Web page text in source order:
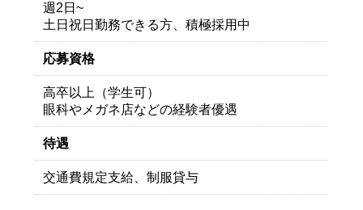
週2日~
土日祝日勤務できる方、積極採用中
応募資格
高卒以上（学生可）
眼科やメガネ店などの経験者優遇
待遇
交通費規定支給、制服貸与